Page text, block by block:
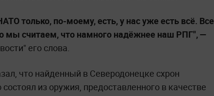
только, по-моему, есть, у нас уже есть всё. Все
мы считаем, что намного надёжнее наш РПГ", —
его слова.
что найденный в Северодонецке схрон
из оружия, предоставленного в качестве